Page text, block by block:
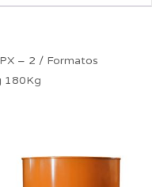
– 2 / Formatos
180Kg